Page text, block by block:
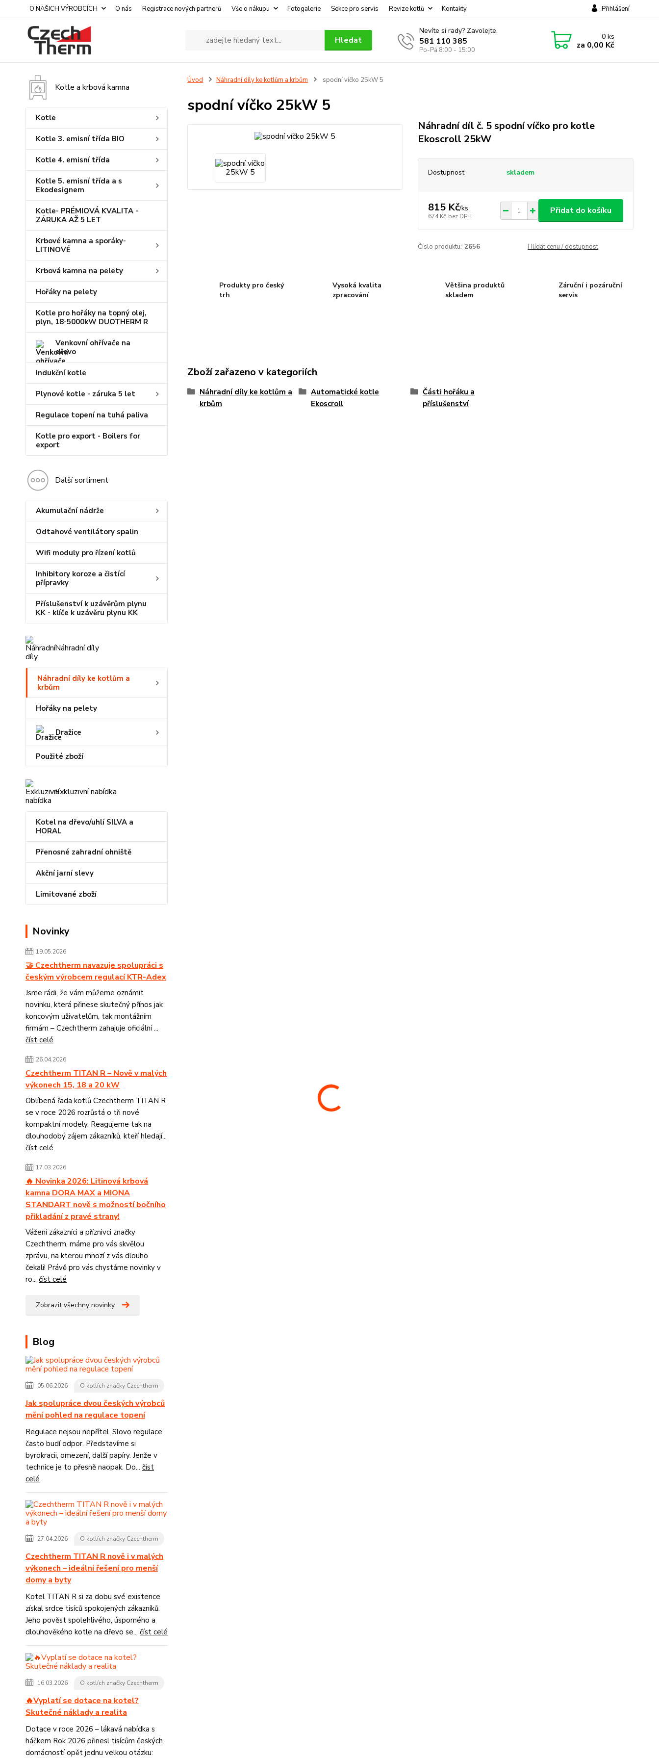
O NAŠICH VÝROBCÍCH O nás Registrace nových partnerů Vše o nákupu Fotogalerie Sekce pro servis Revize kotlů Kontakty Přihlášení
Hledat
Nevíte si rady? Zavolejte.
581 110 385
Po-Pá 8:00 - 15:00
0ks
za 0,00 Kč
Kotle a krbová kamna
Kotle
Kotle 3. emisní třída BIO
Kotle 4. emisní třída
Kotle 5. emisní třída a s
Ekodesignem
Kotle- PRÉMIOVÁ KVALITA -
ZÁRUKA AŽ 5 LET
Krbové kamna a sporáky-
LITINOVÉ
Krbová kamna na pelety
Hořáky na pelety
Kotle pro hořáky na topný olej,
plyn, 18-5000kW DUOTHERM R
Venkovní ohřívače na
dřevo
Indukční kotle
Plynové kotle - záruka 5 let
Regulace topení na tuhá paliva
Kotle pro export - Boilers for
export
Další sortiment
Akumulační nádrže
Odtahové ventilátory spalin
Wifi moduly pro řízení kotlů
Inhibitory koroze a čistící
přípravky
Příslušenství k uzávěrům plynu
KK - klíče k uzávěru plynu KK
Náhradní díly
Náhradní díly ke kotlům a
krbům
Hořáky na pelety
Dražice
Použité zboží
Exkluzivní nabídka
Kotel na dřevo/uhlí SILVA a
HORAL
Přenosné zahradní ohniště
Akční jarní slevy
Limitované zboží
Novinky
19.05.2026
🤝 Czechtherm navazuje spolupráci s
českým výrobcem regulací KTR-Adex
Jsme rádi, že vám můžeme oznámit
novinku, která přinese skutečný přínos jak
koncovým uživatelům, tak montážním
firmám – Czechtherm zahajuje oficiální ...
číst celé
26.04.2026
Czechtherm TITAN R – Nově v malých
výkonech 15, 18 a 20 kW
Oblíbená řada kotlů Czechtherm TITAN R
se v roce 2026 rozrůstá o tři nové
kompaktní modely. Reagujeme tak na
dlouhodobý zájem zákazníků, kteří hledají...
číst celé
17.03.2026
🔥 Novinka 2026: Litinová krbová
kamna DORA MAX a MIONA
STANDART nově s možností bočního
přikladání z pravé strany!
Vážení zákazníci a příznivci značky
Czechtherm, máme pro vás skvělou
zprávu, na kterou mnozí z vás dlouho
čekali! Právě pro vás chystáme novinky v
ro... číst celé
Zobrazit všechny novinky
Blog
05.06.2026 O kotlích značky Czechtherm
Jak spolupráce dvou českých výrobců
mění pohled na regulace topení
Regulace nejsou nepřítel. Slovo regulace
často budí odpor. Představíme si
byrokracii, omezení, další papíry. Jenže v
technice je to přesně naopak. Do... číst
celé
27.04.2026 O kotlích značky Czechtherm
Czechtherm TITAN R nově i v malých
výkonech – ideální řešení pro menší
domy a byty
Kotel TITAN R si za dobu své existence
získal srdce tisíců spokojených zákazníků.
Jeho pověst spolehlivého, úsporného a
dlouhověkého kotle na dřevo se... číst celé
16.03.2026 O kotlích značky Czechtherm
🔥Vyplatí se dotace na kotel?
Skutečné náklady a realita
Dotace v roce 2026 – lákavá nabídka s
háčkem Rok 2026 přinesl tisícům českých
domácností opět jednu velkou otázku:
Úvod Náhradní díly ke kotlům a krbům spodní víčko 25kW 5
spodní víčko 25kW 5
Náhradní díl č. 5 spodní víčko pro kotle
Ekoscroll 25kW
Dostupnost skladem
815 Kč/ks
674 Kč bez DPH
Přidat do košíku
Číslo produktu: 2656 Hlídat cenu / dostupnost
Produkty pro český
trh
Vysoká kvalita
zpracování
Většina produktů
skladem
Záruční i pozáruční
servis
Zboží zařazeno v kategoriích
Náhradní díly ke kotlům a
krbům
Automatické kotle
Ekoscroll
Části hořáku a
příslušenství